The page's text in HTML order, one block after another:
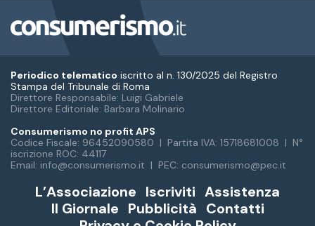
Periodico telematico iscritto al n. 130/2025 del Registro
Stampa del Tribunale di Roma
Direttore Responsabile: Luigi Gabriele
Direttore Editoriale: Barbara Molinario
Consumerismo no profit APS
Codice Fiscale: 96452090580 | Partita IVA: 15718681008 | N°
iscrizione ROC: 44117
Email: info@consumerismo.it | PEC: consumerismo@pec.it
L’Associazione Iscriviti Assistenza
Il Giornale Pubblicità Contatti